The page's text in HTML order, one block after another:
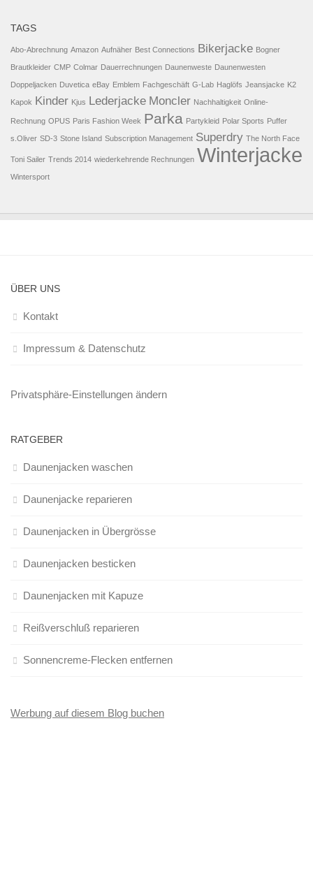
TAGS
Abo-Abrechnung Amazon Aufnäher Best Connections Bikerjacke Bogner
Brautkleider CMP Colmar Dauerrechnungen Daunenweste Daunenwesten
Doppeljacken Duvetica eBay Emblem Fachgeschäft G-Lab Haglöfs Jeansjacke K2
Kapok Kinder Kjus Lederjacke Moncler Nachhaltigkeit Online-
Rechnung OPUS Paris Fashion Week Parka Partykleid Polar Sports Puffer
s.Oliver SD-3 Stone Island Subscription Management Superdry The North Face
Toni Sailer Trends 2014 wiederkehrende Rechnungen Winterjacke
Wintersport
ÜBER UNS
Kontakt
Impressum & Datenschutz
Privatsphäre-Einstellungen ändern
RATGEBER
Daunenjacken waschen
Daunenjacke reparieren
Daunenjacken in Übergrösse
Daunenjacken besticken
Daunenjacken mit Kapuze
Reißverschluß reparieren
Sonnencreme-Flecken entfernen
Werbung auf diesem Blog buchen